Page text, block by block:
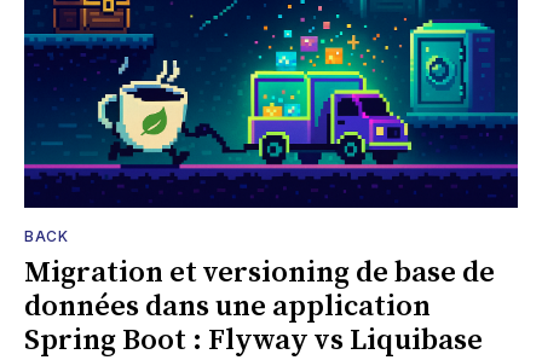
BACK
Migration et versioning de base de
données dans une application
Spring Boot : Flyway vs Liquibase